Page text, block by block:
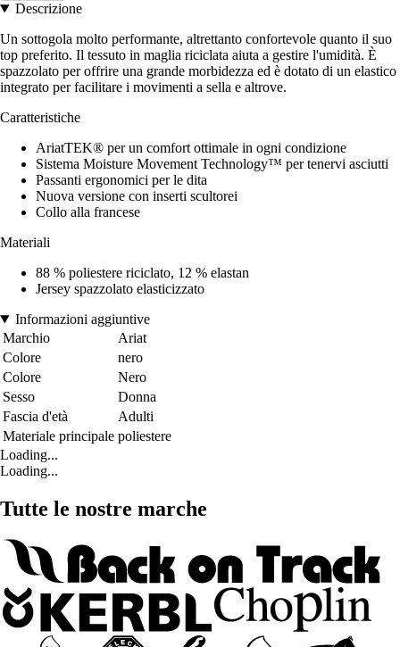
Descrizione
Un sottogola molto performante, altrettanto confortevole quanto il suo
top preferito. Il tessuto in maglia riciclata aiuta a gestire l'umidità. È
spazzolato per offrire una grande morbidezza ed è dotato di un elastico
integrato per facilitare i movimenti a sella e altrove.
Caratteristiche
AriatTEK® per un comfort ottimale in ogni condizione
Sistema Moisture Movement Technology™ per tenervi asciutti
Passanti ergonomici per le dita
Nuova versione con inserti scultorei
Collo alla francese
Materiali
88 % poliestere riciclato, 12 % elastan
Jersey spazzolato elasticizzato
Informazioni aggiuntive
Marchio
Ariat
Colore
nero
Colore
Nero
Sesso
Donna
Fascia d'età
Adulti
Materiale principale poliestere
Loading...
Loading...
Tutte le nostre marche